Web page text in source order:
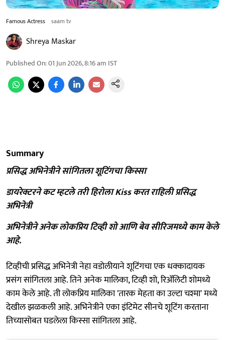
Famous Actress saam tv
Shreya Maskar
Published On:01 Jun 2026, 8:16 am IST
Summary
प्रसिद्ध अभिनेत्रीने सांगितला शूटिंगचा किस्सा
डायरेक्टरने कट म्हटले तरी हिरोला Kiss करत राहिली प्रसिद्ध
अभिनेत्री
अभिनेत्रीने अनेक लोकप्रिय टिव्ही शो आणि बेव सीरिजमध्ये काम केले
आहे.
टिव्हीची प्रसिद्ध अभिनेत्री नेहा वडोलीयाने शूटिंगचा एक धक्कादायक
प्रसंग सांगितला आहे. तिने अनेक मालिका, टिव्ही शो, रिॲलिटी शोमध्ये
काम केले आहे. ती लोकप्रिय मालिका 'तारक मेहता का उल्टा चश्मा' मध्ये
देखील झळकली आहे. अभिनेत्रीने एका इंटिमेट सीनचे शूटिंग करताना
तिच्यासोबत घडलेला किस्सा सांगितला आहे.